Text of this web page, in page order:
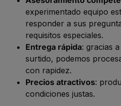
experimentado equipo
responder a sus
requisitos especiales.
Entrega rápida: gracias
surtido, podemos
con rapidez.
Precios atractivos:
condiciones justas.